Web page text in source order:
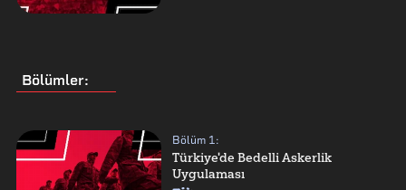
Bölümler:
Bölüm 1:
Türkiye'de Bedelli Askerlik
Uygulaması